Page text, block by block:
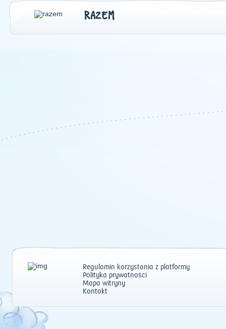
RAZEM
Regulamin korzystania z platformy
Polityka prywatności
Mapa witryny
Kontakt